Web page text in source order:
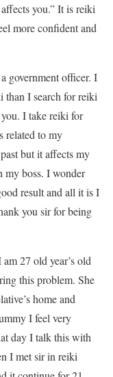
you.” It is reiki
more confident and
government officer. I
than I search for reiki
I take reiki for
related to my
but it affects my
my boss. I wonder
result and all it is I
you sir for being
27 old year’s old
this problem. She
home and
I feel very
day I talk this with
I met sir in reiki